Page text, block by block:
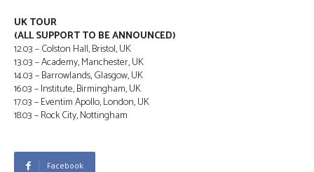
UK TOUR
(ALL SUPPORT TO BE ANNOUNCED)
12.03 – Colston Hall, Bristol, UK
13.03 – Academy, Manchester, UK
14.03 – Barrowlands, Glasgow, UK
16.03 – Institute, Birmingham, UK
17.03 – Eventim Apollo, London, UK
18.03 – Rock City, Nottingham
Facebook